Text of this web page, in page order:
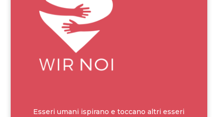
Esseri umani ispirano e toccano altri esseri